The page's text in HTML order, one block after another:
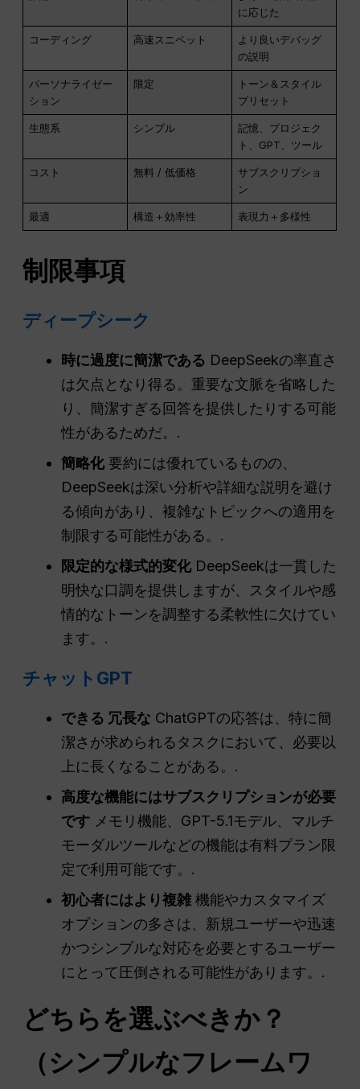
に応じた
コーディング 高速スニペット
より良いデバッグ
の説明
パーソナライゼー
ション
限定
トーン＆スタイル
プリセット
生態系 シンプル
記憶、プロジェク
ト、GPT、ツール
コスト 無料 / 低価格
サブスクリプショ
ン
最適 構造＋効率性 表現力＋多様性
制限事項
ディープシーク
時に過度に簡潔である DeepSeekの率直さ
は欠点となり得る。重要な文脈を省略した
り、簡潔すぎる回答を提供したりする可能
性があるためだ。.
簡略化要約には優れているものの、
DeepSeekは深い分析や詳細な説明を避け
る傾向があり、複雑なトピックへの適用を
制限する可能性がある。.
限定的な様式的変化DeepSeekは一貫した
明快な口調を提供しますが、スタイルや感
情的なトーンを調整する柔軟性に欠けてい
ます。.
チャットGPT
できる 冗長な ChatGPTの応答は、特に簡
潔さが求められるタスクにおいて、必要以
上に長くなることがある。.
高度な機能にはサブスクリプションが必要
です メモリ機能、GPT-5.1モデル、マルチ
モーダルツールなどの機能は有料プラン限
定で利用可能です。.
初心者にはより複雑機能やカスタマイズ
オプションの多さは、新規ユーザーや迅速
かつシンプルな対応を必要とするユーザー
にとって圧倒される可能性があります。.
どちらを選ぶべきか？
（シンプルなフレームワ